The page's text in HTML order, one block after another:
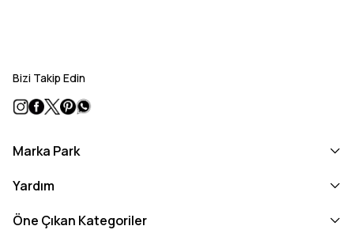
Bizi Takip Edin
Marka Park
Yardım
Öne Çıkan Kategoriler